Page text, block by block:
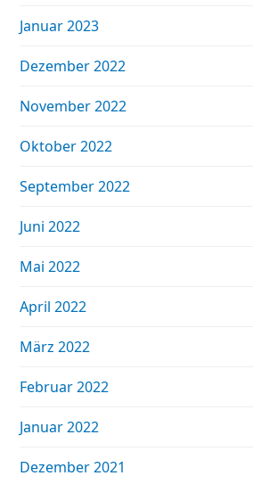
Januar 2023
Dezember 2022
November 2022
Oktober 2022
September 2022
Juni 2022
Mai 2022
April 2022
März 2022
Februar 2022
Januar 2022
Dezember 2021